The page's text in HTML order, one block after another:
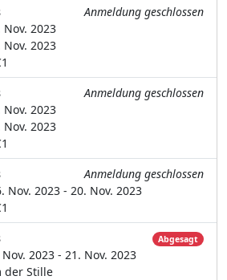
Anmeldung geschlossen
Nov. 2023
Nov. 2023
Anmeldung geschlossen
Nov. 2023
Nov. 2023
Anmeldung geschlossen
Nov. 2023 - 20. Nov. 2023
Abgesagt
2023 - 21. Nov. 2023
der Stille